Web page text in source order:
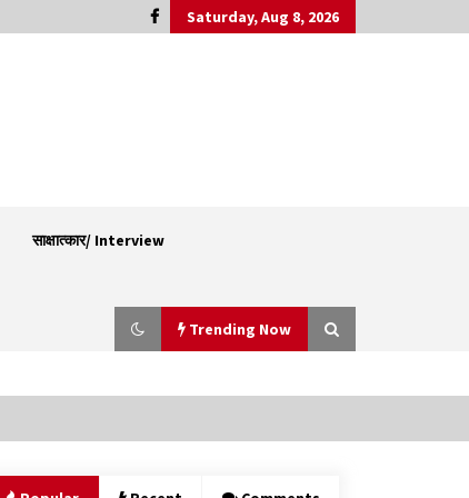
Saturday, Aug 8, 2026
साक्षात्कार/ Interview
Trending Now